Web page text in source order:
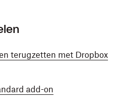
terugzetten met Dropbox
add-on